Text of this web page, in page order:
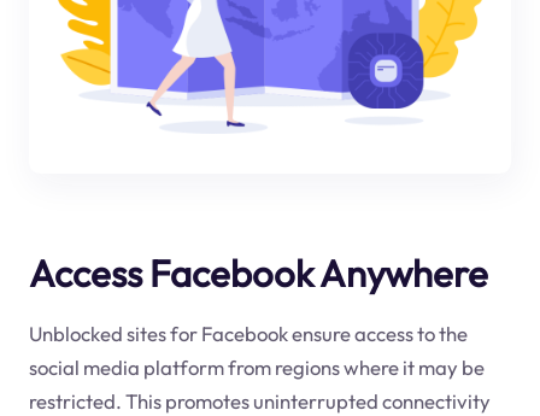
Access Facebook Anywhere
Unblocked sites for Facebook ensure access to the
social media platform from regions where it may be
restricted. This promotes uninterrupted connectivity